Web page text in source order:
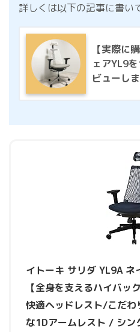
詳しくは以下の記事に書い
【実際に
ェアYL9
ビューしま
イトーキ サリダ YL9A ネ
【全身を支えるハイバ
快適ヘッドレスト/こだ
な1Dアームレスト / シ